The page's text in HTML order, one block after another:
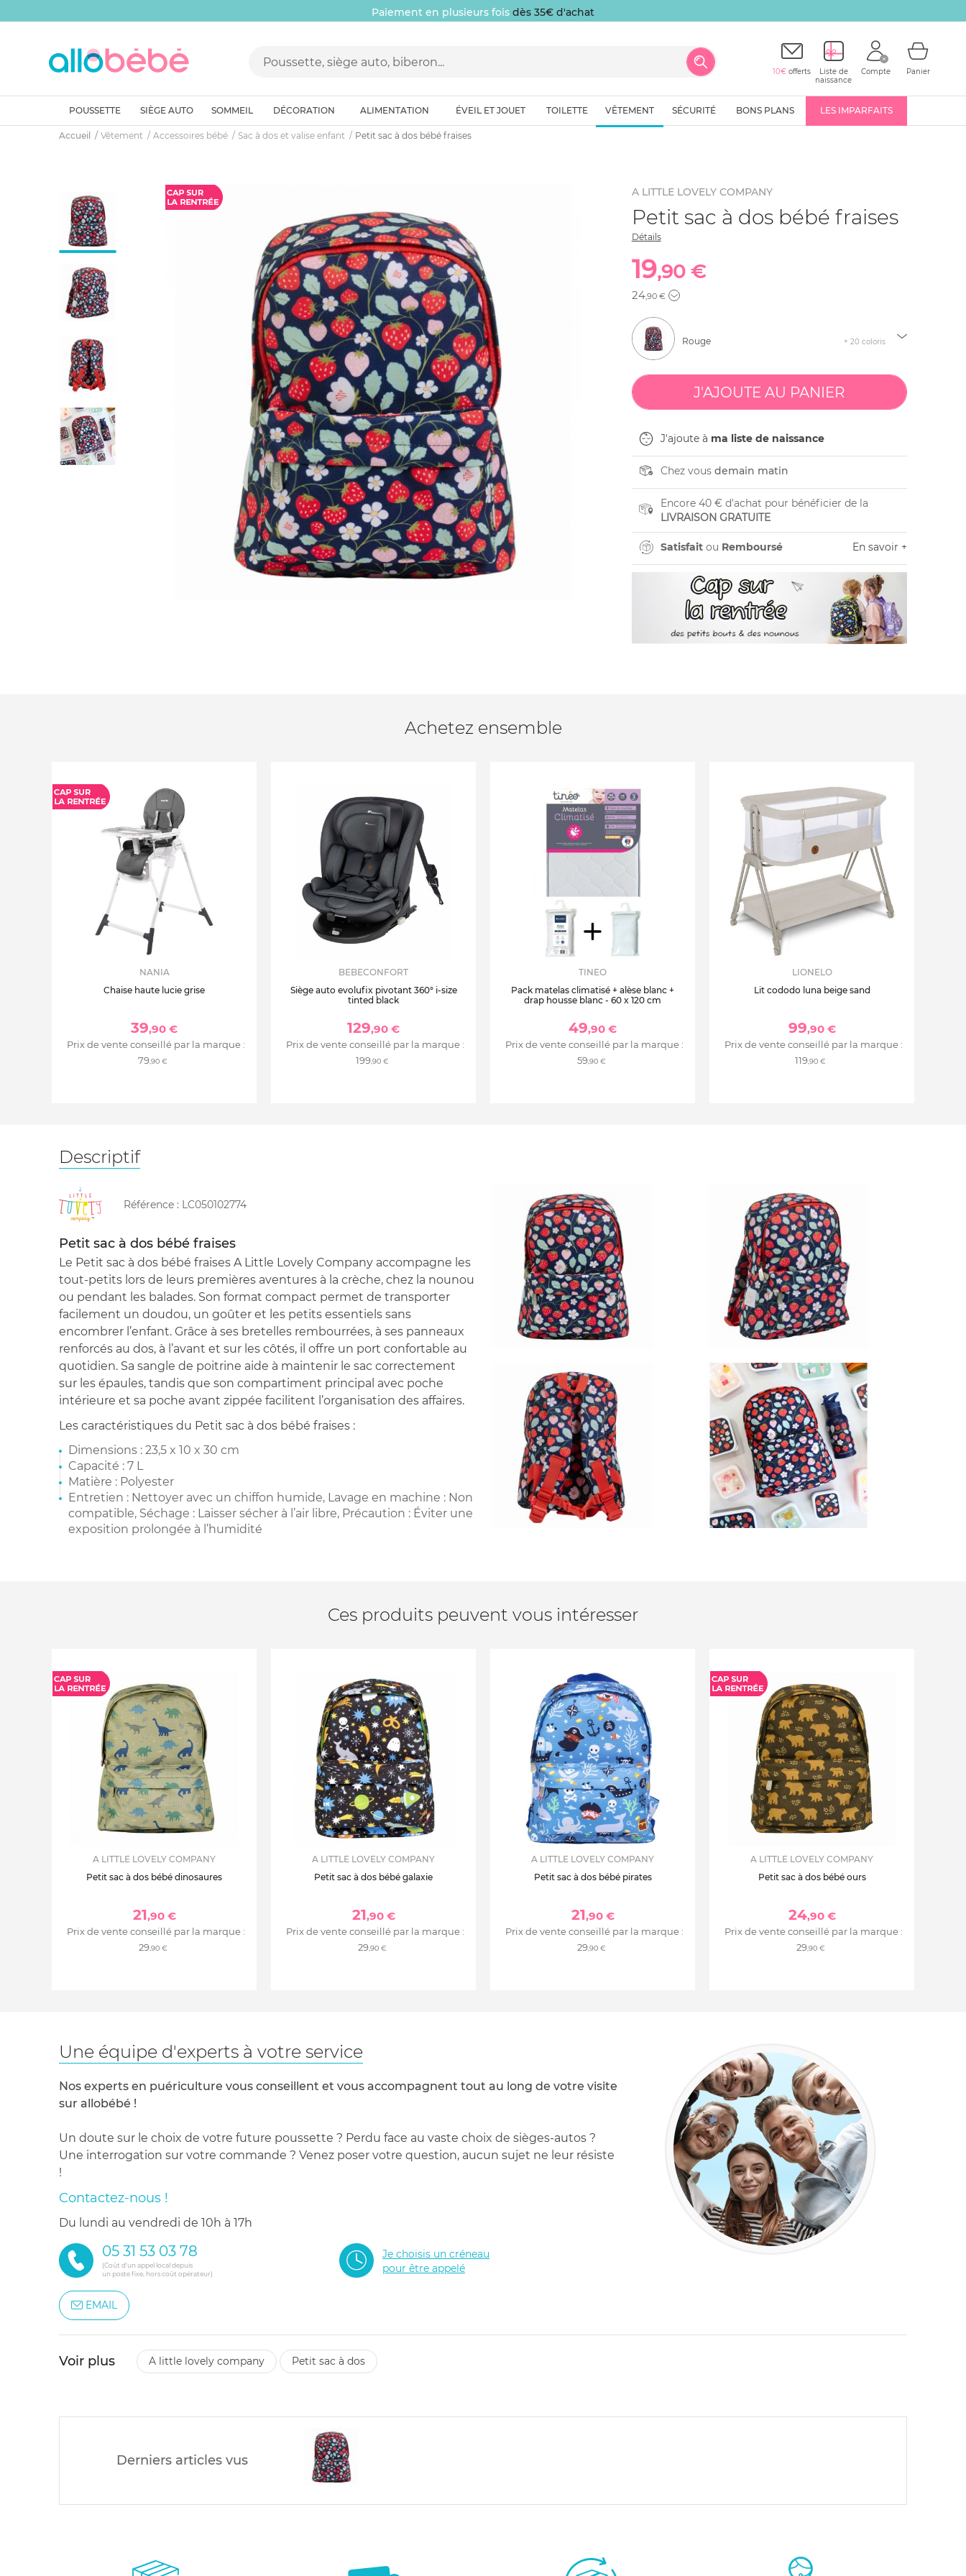
Paiement en plusieurs fois dès 35€ d'achat
10€ offerts
Liste de
naissance
Compte Panier
POUSSETTE SIÈGE AUTO SOMMEIL DÉCORATION ALIMENTATION ÉVEIL ET JOUET TOILETTE VÊTEMENT SÉCURITÉ BONS PLANS LES IMPARFAITS
Accueil Vêtement Accessoires bébé Sac à dos et valise enfant Petit sac à dos bébé fraises
A LITTLE LOVELY COMPANY
Petit sac à dos bébé fraises
Détails
19,90 €
24,90 €
Rouge + 20 coloris
J'ajoute à ma liste de naissance
Chez vous demain matin
Encore 40 € d'achat pour bénéficier de la
LIVRAISON GRATUITE
Satisfaitou Remboursé En savoir +
Achetez ensemble
NANIA
Chaise haute lucie grise
39,90 €
Prix de vente conseillé par la marque :
79,90 €
BEBECONFORT
Siège auto evolufix pivotant 360° i-size
tinted black
129,90 €
Prix de vente conseillé par la marque :
199,90 €
TINEO
Pack matelas climatisé + alèse blanc +
drap housse blanc - 60 x 120 cm
49,90 €
Prix de vente conseillé par la marque :
59,90 €
LIONELO
Lit cododo luna beige sand
99,90 €
Prix de vente conseillé par la marque :
119,90 €
Descriptif
Référence : LC050102774
Petit sac à dos bébé fraises
Le Petit sac à dos bébé fraises A Little Lovely Company accompagne les
tout-petits lors de leurs premières aventures à la crèche, chez la nounou
ou pendant les balades. Son format compact permet de transporter
facilement un doudou, un goûter et les petits essentiels sans
encombrer l’enfant. Grâce à ses bretelles rembourrées, à ses panneaux
renforcés au dos, à l’avant et sur les côtés, il offre un port confortable au
quotidien. Sa sangle de poitrine aide à maintenir le sac correctement
sur les épaules, tandis que son compartiment principal avec poche
intérieure et sa poche avant zippée facilitent l’organisation des affaires.
Les caractéristiques du Petit sac à dos bébé fraises :
Dimensions : 23,5 x 10 x 30 cm
Capacité : 7 L
Matière : Polyester
Entretien : Nettoyer avec un chiffon humide, Lavage en machine : Non
compatible, Séchage : Laisser sécher à l’air libre, Précaution : Éviter une
exposition prolongée à l’humidité
Ces produits peuvent vous intéresser
A LITTLE LOVELY COMPANY
Petit sac à dos bébé dinosaures
21,90 €
Prix de vente conseillé par la marque :
29,90 €
A LITTLE LOVELY COMPANY
Petit sac à dos bébé galaxie
21,90 €
Prix de vente conseillé par la marque :
29,90 €
A LITTLE LOVELY COMPANY
Petit sac à dos bébé pirates
21,90 €
Prix de vente conseillé par la marque :
29,90 €
A LITTLE LOVELY COMPANY
Petit sac à dos bébé ours
24,90 €
Prix de vente conseillé par la marque :
29,90 €
Une équipe d'experts à votre service
Nos experts en puériculture vous conseillent et vous accompagnent tout au long de votre visite
sur allobébé !
Un doute sur le choix de votre future poussette ? Perdu face au vaste choix de sièges-autos ?
Une interrogation sur votre commande ? Venez poser votre question, aucun sujet ne leur résiste
!
Contactez-nous !
du lundi au vendredi de 10h à 17h
05 31 53 03 78
(Coût d'un appel local depuis
un poste fixe, hors coût opérateur)
Je choisis un créneau
pour être appelé
EMAIL
Voir plus a little lovely company petit sac à dos
Derniers articles vus